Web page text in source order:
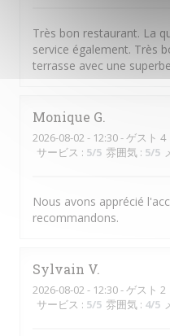
Très bon restaurant. La
service également. Très
terrasse avec une
Monique G
2026-08-02 - 12:30 - ゲスト 4
サービス : 5/5 雰囲気 : 5/5
Nous avons apprécié
recommandons.
Sylvain V
2026-08-02 - 12:30 - ゲスト 2
サービス : 5/5 雰囲気 : 4/5